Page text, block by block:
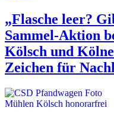
„Flasche leer?
Sammel-Aktion
Kölsch und
Zeichen für